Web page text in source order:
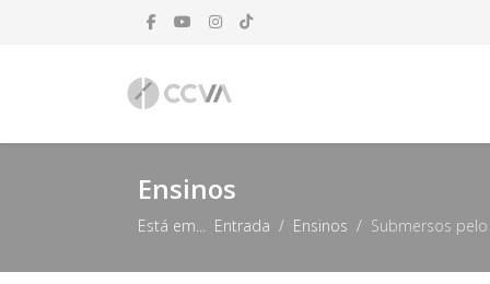
Ensinos
Está em... Entrada Ensinos Submersos